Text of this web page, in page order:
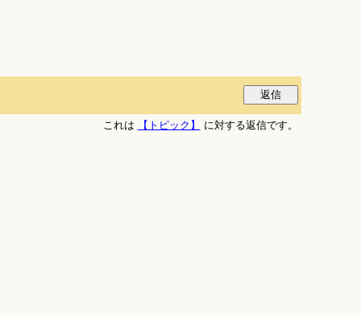
これは 【トピック】 に対する返信です。